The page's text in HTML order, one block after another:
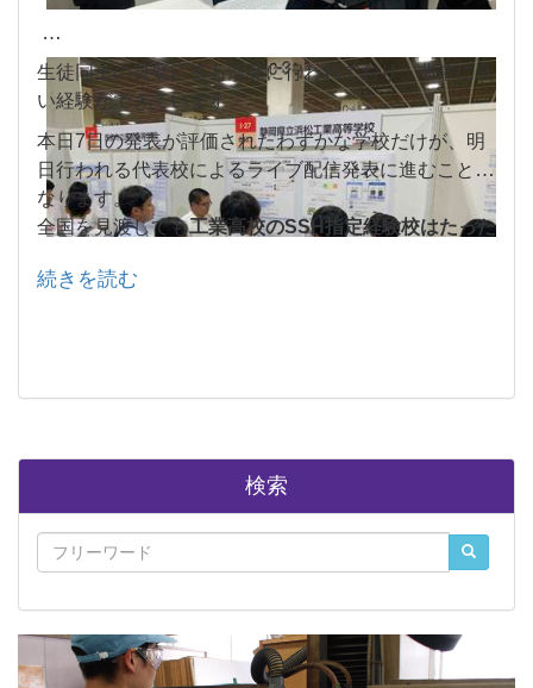
生徒同士の質疑応答も活発に行われており、非常に良
い経験ができています。
本日7日の発表が評価されたわずかな学校だけが、明
日行われる代表校によるライブ配信発表に進むことに
なります。
全国を見渡しても工業高校のSSH指定経験校はたった
らく浜工のみ
続きを読む
検索